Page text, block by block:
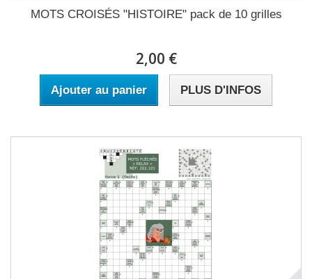
MOTS CROISÉS "HISTOIRE" pack de 10 grilles
2,00 €
Ajouter au panier PLUS D'INFOS